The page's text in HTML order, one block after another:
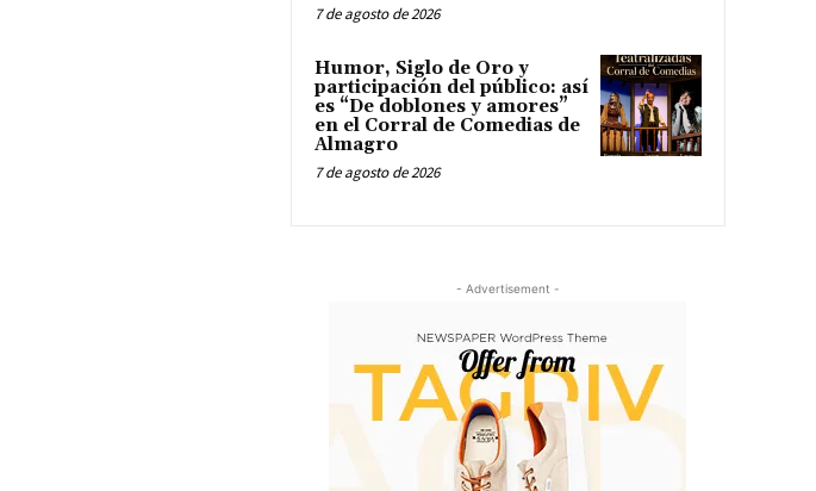
7 de agosto de 2026
Humor, Siglo de Oro y
participación del público: así
es “De doblones y amores”
en el Corral de Comedias de
Almagro
7 de agosto de 2026
- Advertisement -